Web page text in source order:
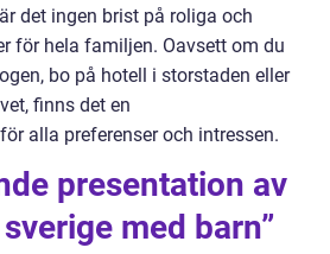
det ingen brist på roliga och
för hela familjen. Oavsett om du
bo på hotell i storstaden eller
finns det en
alla preferenser och intressen.
presentation av
med barn”